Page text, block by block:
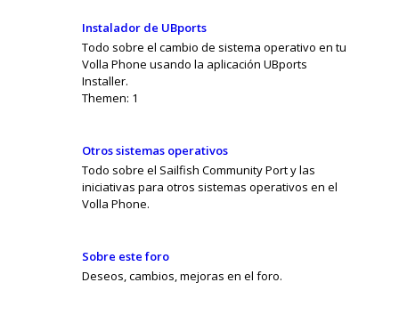
Instalador de UBports
Todo sobre el cambio de sistema operativo en tu
Volla Phone usando la aplicación UBports
Installer.
Themen: 1
Otros sistemas operativos
Todo sobre el Sailfish Community Port y las
iniciativas para otros sistemas operativos en el
Volla Phone.
Sobre este foro
Deseos, cambios, mejoras en el foro.